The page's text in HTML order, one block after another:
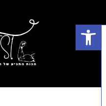
פתח סרגל נגישות